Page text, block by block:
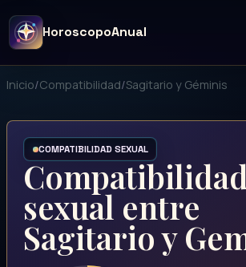
HoroscopoAnual
Inicio/Compatibilidad/Sagitario y Géminis
COMPATIBILIDAD SEXUAL
Compatibilidad
sexual entre
Sagitario y